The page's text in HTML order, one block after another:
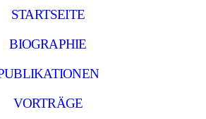
STARTSEITE
BIOGRAPHIE
VORTRÄGE